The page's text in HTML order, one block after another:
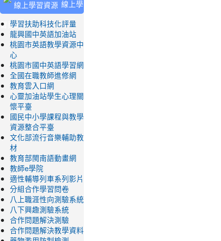
線上學
習資源
學習扶助科技化評量
龍興國中英語加油站
桃園市英語教學資源中
心
桃園市國中英語學習網
全國在職教師進修網
教育雲入口網
心靈加油站學生心理關
懷平臺
國民中小學課程與教學
資源整合平臺
文化部流行音樂輔助教
材
教育部閩南語動畫網
教師e學院
適性輔導列車系列影片
分組合作學習問卷
八上職涯性向測驗系統
八下興趣測驗系統
合作問題解決測驗
合作問題解決教學資料